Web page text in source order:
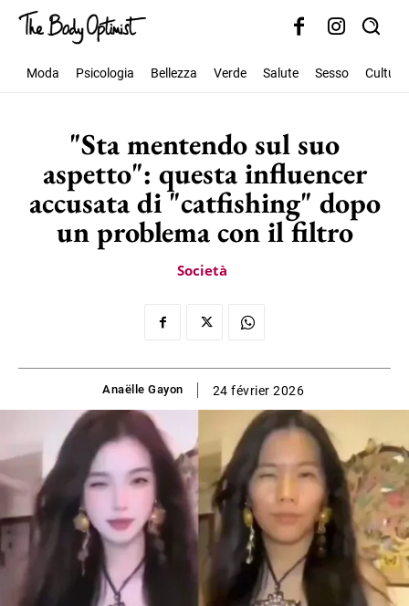
Moda Psicologia Bellezza Verde Salute Sesso Cultura
"Sta mentendo sul suo
aspetto": questa influencer
accusata di "catfishing" dopo
un problema con il filtro
Società
Anaëlle Gayon 24 février 2026